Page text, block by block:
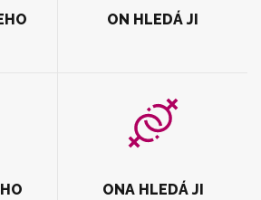
ON HLEDÁ JI
ONA HLEDÁ JI